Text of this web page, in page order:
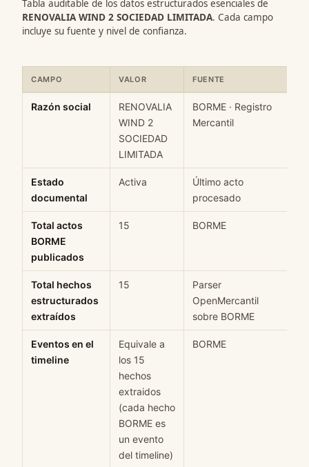
Tabla auditable de los datos estructurados esenciales de
RENOVALIA WIND 2 SOCIEDAD LIMITADA. Cada campo
incluye su fuente y nivel de confianza.
CAMPO VALOR FUENTE
Razón social
RENOVALIA
WIND 2
SOCIEDAD
LIMITADA
BORME · Registro
Mercantil
Estado
documental
Activa
Último acto
procesado
Total actos
BORME
publicados
15 BORME
Total hechos
estructurados
extraídos
15
Parser
OpenMercantil
sobre BORME
Eventos en el
timeline
Equivale a
los 15
hechos
extraidos
(cada hecho
BORME es
un evento
del timeline)
BORME